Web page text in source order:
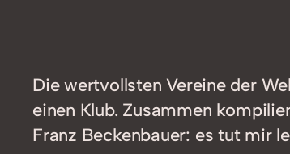
Die wertvollsten Vereine der
einen Klub. Zusammen
Franz Beckenbauer: es tut mir